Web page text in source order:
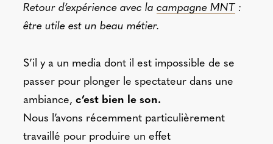
Retour d’expérience avec la campagne MNT:
être utile est un beau métier.
S’il y a un media dont il est impossible de se
passer pour plonger le spectateur dans une
ambiance, c’est bien le son.
Nous l’avons récemment particulièrement
travaillé pour produire un effet